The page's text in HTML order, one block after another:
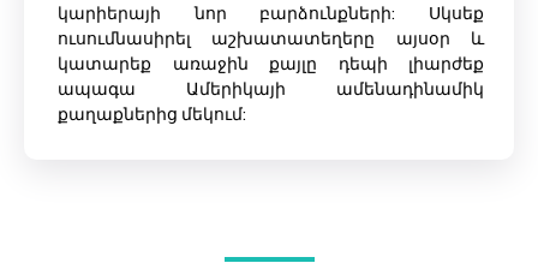
կարիերայի նոր բարձունքների: Սկսեք
ուսումնասիրել աշխատատեղերը այսօր և
կատարեք առաջին քայլը դեպի լիարժեք
ապագա Ամերիկայի ամենադինամիկ
քաղաքներից մեկում: